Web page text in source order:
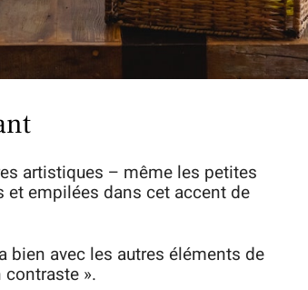
artistiques – même les petites
et empilées dans cet accent de
bien avec les autres éléments de
contraste ».